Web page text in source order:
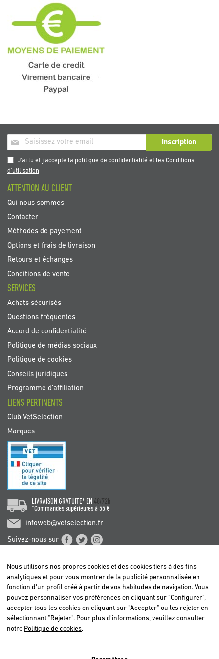
Inscription
à
notre
newsletter
Inscription
J'ai lu et j'accepte la politique de confidentialité et lesConditions
d'utilisation
ATTENTION AU CLIENT
Qui nous sommes
Contacter
Méthodes de payement
Options et frais de livraison
Retours et échanges
Conditions de vente
SERVICES
Achats sécurisés
Questions fréquentes
Accord de confidentialité
Politique de médias sociaux
Politique de cookies
Conseils juridiques
Programme d'affiliation
LIENS PERTINENTS
Club VetSelection
Marques
LIVRAISON GRATUITE* EN 48/72h
*Commandes supérieures à 55 €
infoweb@vetselection.fr
Suivez-nous sur
BELGIË / BELGIQUE
DEUTSCHLAND
ITALIA
Nous utilisons nos propres cookies et des cookies tiers à des fins
analytiques et pour vous montrer de la publicité personnalisée en
fonction d'un profil créé à partir de vos habitudes de navigation. Vous
pouvez personnaliser vos préférences en cliquant sur "Configurer",
accepter tous les cookies en cliquant sur "Accepter" ou les rejeter en
sélectionnant "Rejeter". Pour plus d'informations, veuillez consulter
notre Politique de cookies.